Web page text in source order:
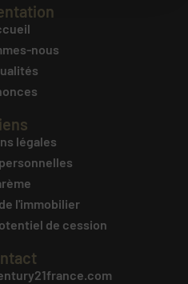
nous
légales
l'immobilier
de cession